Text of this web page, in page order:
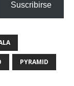
Suscribirse
PYRAMID